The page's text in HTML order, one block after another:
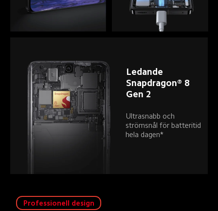
Ledande
Snapdragon® 8
Gen 2
Ultrasnabb och
strömsnål för batteritid
hela dagen*
Professionell design